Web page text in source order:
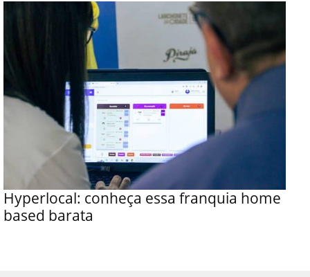
Hyperlocal: conheça essa franquia home
based barata